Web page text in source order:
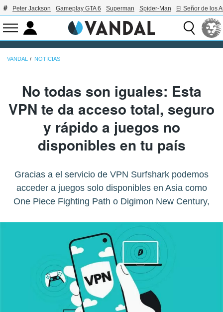
Peter Jackson Gameplay GTA 6 Superman Spider-Man El Señor de los
VANDAL NOTICIAS
No todas son iguales: Esta
VPN te da acceso total, seguro
y rápido a juegos no
disponibles en tu país
Gracias a el servicio de VPN Surfshark podemos
acceder a juegos solo disponibles en Asia como
One Piece Fighting Path o Digimon New Century,